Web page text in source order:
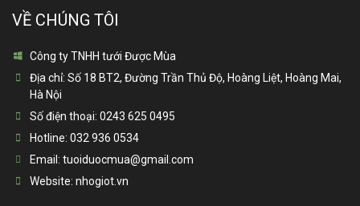
VỀ CHÚNG TÔI
Công ty TNHH tưới Được Mùa
Địa chỉ: Số 18 BT2, Đường Trần Thủ Độ, Hoàng Liệt, Hoàng Mai,
Hà Nội
Số điện thoại: 0243 625 0495
Hotline: 032 936 0534
Email: tuoiduocmua@gmail.com
Website: nhogiot.vn